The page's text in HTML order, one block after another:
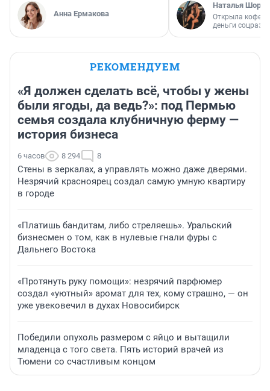
Анна Ермакова
Наталья
Открыла
деньги
РЕКОМЕНДУЕМ
«Я должен сделать всё, чтобы у жены
были ягоды, да ведь?»: под Пермью
семья создала клубничную ферму —
история бизнеса
6 часов 8 294 8
Стены в зеркалах, а управлять можно даже дверями.
Незрячий красноярец создал самую умную квартиру
в городе
«Платишь бандитам, либо стреляешь». Уральский
бизнесмен о том, как в нулевые гнали фуры с
Дальнего Востока
«Протянуть руку помощи»: незрячий парфюмер
создал «уютный» аромат для тех, кому страшно, — он
уже увековечил в духах Новосибирск
Победили опухоль размером с яйцо и вытащили
младенца с того света. Пять историй врачей из
Тюмени со счастливым концом